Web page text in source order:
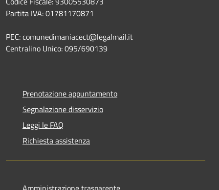
Partita IVA: 01781170871
PEC: comunedimaniacect@legalmail.it
Centralino Unico: 095/690139
Prenotazione appuntamento
Segnalazione disservizio
Leggi le FAQ
Richiesta assistenza